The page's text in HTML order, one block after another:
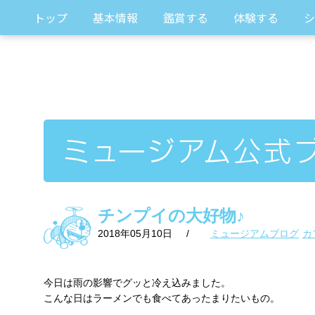
トップ 基本情報 鑑賞する 体験する
チンプイの大好物♪
2018年05月10日 / ミュージアムブログ カ
今日は雨の影響でグッと冷え込みました。
こんな日はラーメンでも食べてあったまりたいもの。